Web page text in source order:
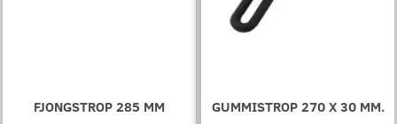
FJONGSTROP 285 MM GUMMISTROP 270 X 30 MM.